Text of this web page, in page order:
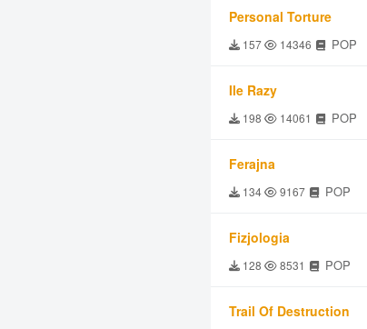
Personal Torture
157 14346 POP
Ile Razy
198 14061 POP
Ferajna
134 9167 POP
Fizjologia
128 8531 POP
Trail Of Destruction